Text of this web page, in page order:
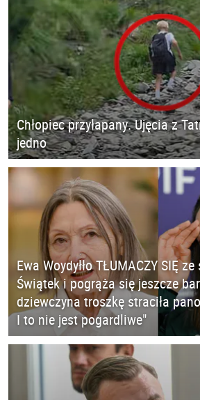
Chłopiec przyłapany. Ujęcia z
jedno
Ewa Woydyłło TŁUMACZY SIĘ
Świątek i pogrąża się jeszcze
dziewczyna troszkę straciła
I to nie jest pogardliwe"